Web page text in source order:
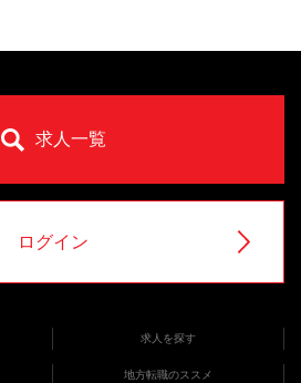
求人一覧
ログイン
求人を探す
地方転職のススメ